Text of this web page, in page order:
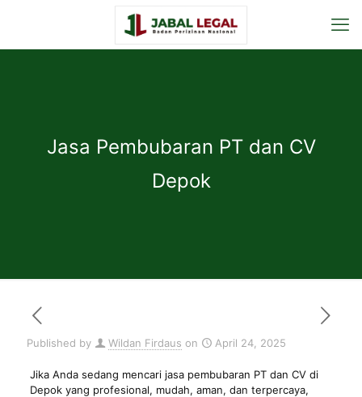
Jasa Pembubaran PT dan CV
Depok
Published by Wildan Firdaus on April 24, 2025
Jika Anda sedang mencari jasa pembubaran PT dan CV di
Depok yang profesional, mudah, aman, dan terpercaya,